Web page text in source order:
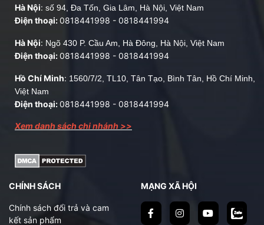
Giếng trời, mái kính bị nóng?
Chói lóa làm bạn khó chịu?
Đừng lo, đã có phim cách nhiệt- Giải pháp chống
nóng tốt nhất hiện nay cho ô tô, cửa kính, nhà kính.
Phim cách nhiệt là tấm phim polyester, dày từ 1.5 -
2mil, có lớp keo tự dán để dán lên mặt trong của kính.
1. Lợi ích khi dán phim cách nhiệt chính
hãng
1.1. Mát vào mùa hè – ấm vào mùa đông
Để kiếm chứng mức độ hiệu quả của
Nội thất Gia Huy đã thực hiện một thí nghiệm
nhỏ trong môi trường giả lập, giữa một bên có dán
phim cách nhiệt và một bên không dán phim cách
Hà Nội: số 94, Đa Tốn, Gia Lâm, Hà Nội, Việt Nam
Điện thoại:0818441998 - 0818441994
Hà Nội: Ngõ 430 P. Cầu Am, Hà Đông, Hà Nội, Việt Nam
Điện thoại:0818441998 - 0818441994
Hồ Chí Minh: 1560/7/2, TL10, Tân Tạo, Bình Tân, Hồ Chí Minh,
Việt Nam
Điện thoại:0818441998 - 0818441994
Xem danh sách chi nhánh >>
CHÍNH SÁCH
Chính sách đổi trả và cam
kết sản phẩm
MẠNG XÃ HỘI